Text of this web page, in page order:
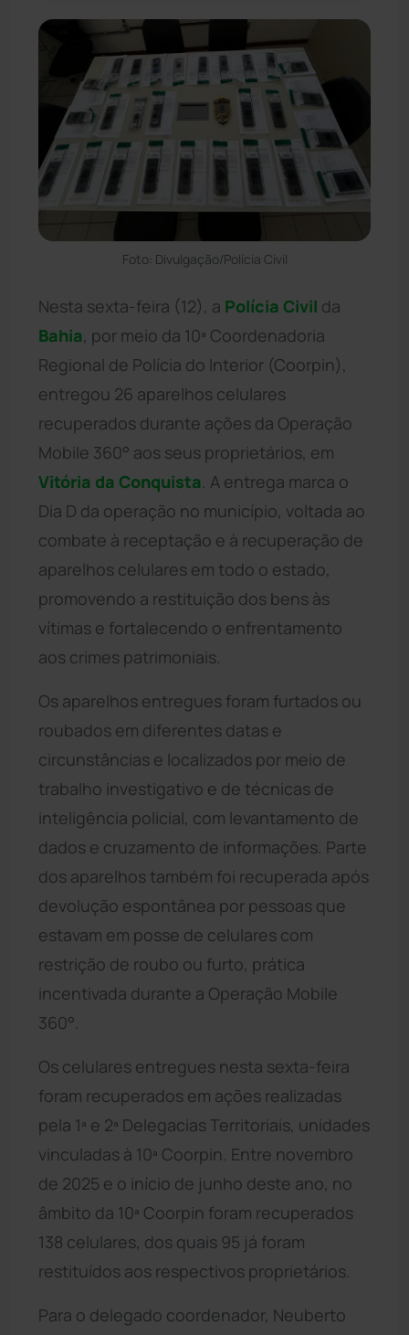
Foto: Divulgação/Polícia Civil
Nesta sexta-feira (12), a Polícia Civil da
Bahia, por meio da 10ª Coordenadoria
Regional de Polícia do Interior (Coorpin),
entregou 26 aparelhos celulares
recuperados durante ações da Operação
Mobile 360° aos seus proprietários, em
Vitória da Conquista . A entrega marca o
Dia D da operação no município, voltada ao
combate à receptação e à recuperação de
aparelhos celulares em todo o estado,
promovendo a restituição dos bens às
vítimas e fortalecendo o enfrentamento
aos crimes patrimoniais.
Os aparelhos entregues foram furtados ou
roubados em diferentes datas e
circunstâncias e localizados por meio de
trabalho investigativo e de técnicas de
inteligência policial, com levantamento de
dados e cruzamento de informações. Parte
dos aparelhos também foi recuperada após
devolução espontânea por pessoas que
estavam em posse de celulares com
restrição de roubo ou furto, prática
incentivada durante a Operação Mobile
360°.
Os celulares entregues nesta sexta-feira
foram recuperados em ações realizadas
pela 1ª e 2ª Delegacias Territoriais, unidades
vinculadas à 10ª Coorpin. Entre novembro
de 2025 e o início de junho deste ano, no
âmbito da 10ª Coorpin foram recuperados
138 celulares, dos quais 95 já foram
restituídos aos respectivos proprietários.
Para o delegado coordenador, Neuberto